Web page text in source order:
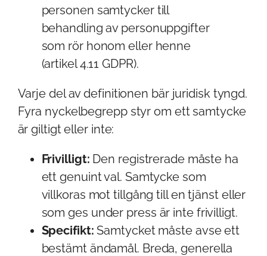
personen samtycker till
behandling av personuppgifter
som rör honom eller henne
(artikel 4.11 GDPR).
Varje del av definitionen bär juridisk tyngd.
Fyra nyckelbegrepp styr om ett samtycke
är giltigt eller inte:
Frivilligt: Den registrerade måste ha
ett genuint val. Samtycke som
villkoras mot tillgång till en tjänst eller
som ges under press är inte frivilligt.
Specifikt: Samtycket måste avse ett
bestämt ändamål. Breda, generella